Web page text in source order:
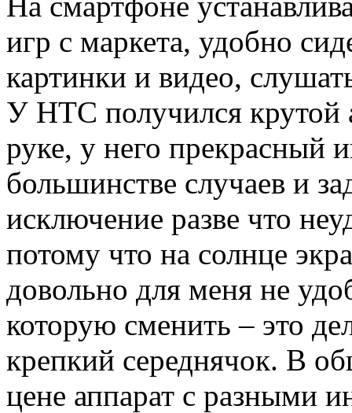
игр с маркета, удобно
картинки и видео,
У HTC получился крутой
руке, у него прекрасный
большинстве случаев и
исключение разве что
потому что на солнце
довольно для меня не
которую сменить – это
крепкий середнячок. В
цене аппарат с разными